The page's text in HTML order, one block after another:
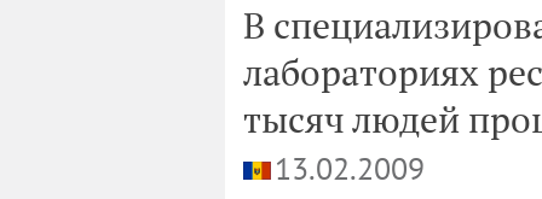
В
лабораториях
тысяч людей
13.02.2009